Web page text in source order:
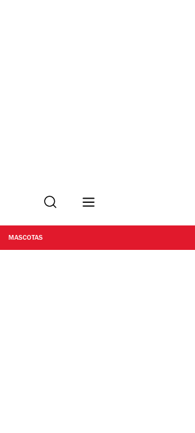
Buscar
MASCOTAS